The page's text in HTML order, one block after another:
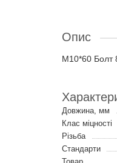
Опис
M10*60 Болт
Довжина, мм
Клас міцності
Різьба
Стандарти